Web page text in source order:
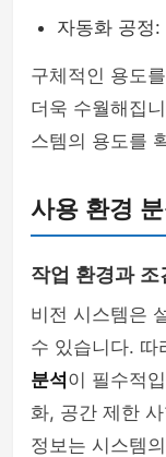
자동화 공정
구체적인 용도
더욱 수월해집
스템의 용도를
사용 환경
작업 환경과 조
비전 시스템은
수 있습니다. 따
분석이 필수적
화, 공간 제한
정보는 시스템의